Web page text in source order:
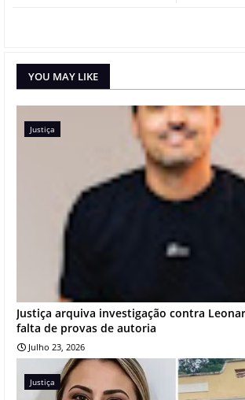
YOU MAY LIKE
Justiça
Justiça arquiva investigação contra
falta de provas de autoria
Julho 23, 2026
Justiça